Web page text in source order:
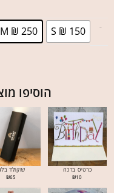
S ₪ 150
M ₪ 250
הוסיפו
כרטיס ברכה
₪10
שוקולד
₪65